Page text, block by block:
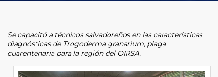
Se capacitó a técnicos salvadoreños en las características
diagnósticas de Trogoderma granarium, plaga
cuarentenaria para la región del OIRSA.